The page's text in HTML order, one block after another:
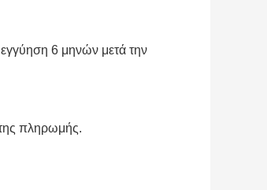
6 μηνών μετά την
πληρωμής.